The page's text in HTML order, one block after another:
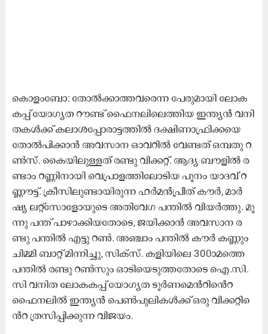
കൊ​ളം​േ​ബാ: ​തോ​ൽ​ക്കാ​ത്ത​വ​രെ​ന്ന പേ​രു​മാ​യി ലോ​ക​
ക​പ്പ്​ യോ​ഗ്യ​ത റൗ​ണ്ട്​ ഫൈ​ന​ലി​ലെ​ത്തി​യ ഇ​ന്ത്യ​ൻ വ​നി​
ത​ക​ൾ​ക്ക്​ ക​ലാ​​ശ​പ്പോ​രാ​ട്ട​ത്തി​ൽ ദ​ക്ഷി​ണാ​ഫ്രി​ക്ക​യെ
തോ​ൽ​പി​ക്കാ​ൻ അ​വ​സാ​ന ഒാ​വ​റി​ൽ വേ​ണ്ട​ത്​ ഒ​മ്പ​തു​ റ​
ൺ​സ്​. കൈ​യി​ലു​ള്ള​ത്​ ര​ണ്ടു വി​ക്ക​റ്റ്​. ആ​ദ്യ ബൗ​ളി​ൽ ര​
ണ്ടാം റ​ണ്ണി​നാ​യി വെ​പ്രാ​ള​ത്തി​ലോ​ടി​യ പൂ​നം യാ​ദ​വ്​​ റ​
ണ്ണൗ​ട്ട്​. ​ക്രീ​സി​ലു​ണ്ടാ​യി​രു​ന്ന ഹ​ർ​മ​ൻ​പ്രീ​ത്​ കൗ​ർ, മാ​ർ​
ഷ്യ ല​റ്റ്​​സോ​ളോ​യു​ടെ അ​തി​വേ​ഗ പ​ന്തി​ൽ വി​യ​ർ​ത്തു. മൂ​
ന്നു പ​ന്ത്​ പാ​ഴാ​ക്കി​യ​തോ​ടെ, ജ​യി​ക്കാ​ൻ അ​വ​സാ​ന ര​
ണ്ടു പ​ന്തി​ൽ എ​ട്ടു റ​ൺ. അ​ഞ്ചാം പ​ന്തി​ൽ കൗ​ർ ക​ണ്ണും​
ചി​മ്മി ബാ​റ്റ്​ മി​ന്നി​ച്ചു, സി​ക്​​സ്​. ക​ളി​യി​െ​ല 300ാമ​ത്തെ
പ​ന്തി​ൽ ര​ണ്ടു റ​ൺ​സും ഒാ​ടി​യെ​ടു​ത്ത​തോ​ടെ െഎ.​സി.​
സി ​വ​നി​ത ലോ​ക​ക​പ്പ്​ യോ​ഗ്യ​ത ടൂ​ർ​ണ​മെ​ൻ​റി​െ​ൻ​റ
ഫൈ​ന​ലി​ൽ ഇ​ന്ത്യ​ൻ പെ​ൺ​പു​ലി​ക​ൾ​ക്ക്​ ഒ​രു വി​ക്ക​റ്റി​െ​
ൻ​റ ത്ര​സി​പ്പി​ക്കു​ന്ന വി​ജ​യം.